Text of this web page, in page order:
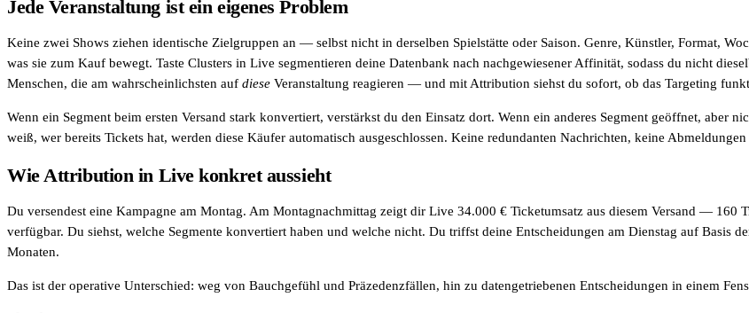
Produkt finden
Produkte & Preise vergleichen
Agenturen
Hotels & Regionen
Interne Teams
Live Entertainment
Künstleragenturen
Jede Veranstaltung ist ein eigenes Problem
Keine zwei Shows ziehen identische Zielgruppen an — selbst nicht in derselben Spielstätte oder Saison. Genre, Künstler, Format,
was sie zum Kauf bewegt. Taste Clusters in Live segmentieren deine Datenbank nach nachgewiesener Affinität, sodass du nicht
Menschen, die am wahrscheinlichsten auf diese Veranstaltung reagieren — und mit Attribution siehst du sofort, ob das Targeting
Wenn ein Segment beim ersten Versand stark konvertiert, verstärkst du den Einsatz dort. Wenn ein anderes Segment geöffnet,
weiß, wer bereits Tickets hat, werden diese Käufer automatisch ausgeschlossen. Keine redundanten Nachrichten, keine
Wie Attribution in Live konkret aussieht
Du versendest eine Kampagne am Montag. Am Montagnachmittag zeigt dir Live 34.000 € Ticketumsatz aus diesem Versand — 160
verfügbar. Du siehst, welche Segmente konvertiert haben und welche nicht. Du triffst deine Entscheidungen am Dienstag auf Basis
Monaten.
Das ist der operative Unterschied: weg von Bauchgefühl und Präzedenzfällen, hin zu datengetriebenen Entscheidungen in einem